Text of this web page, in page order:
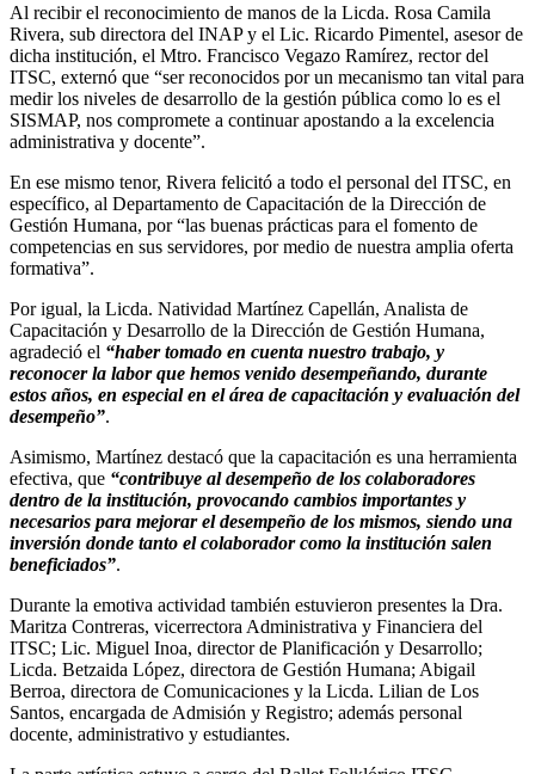
Al recibir el reconocimiento de manos de la Licda. Rosa Camila
Rivera, sub directora del INAP y el Lic. Ricardo Pimentel, asesor de
dicha institución, el Mtro. Francisco Vegazo Ramírez, rector del
ITSC, externó que “ser reconocidos por un mecanismo tan vital para
medir los niveles de desarrollo de la gestión pública como lo es el
SISMAP, nos compromete a continuar apostando a la excelencia
administrativa y docente”.
En ese mismo tenor, Rivera felicitó a todo el personal del ITSC, en
específico, al Departamento de Capacitación de la Dirección de
Gestión Humana, por “las buenas prácticas para el fomento de
competencias en sus servidores, por medio de nuestra amplia oferta
formativa”.
Por igual, la Licda. Natividad Martínez Capellán, Analista de
Capacitación y Desarrollo de la Dirección de Gestión Humana,
agradeció el “haber tomado en cuenta nuestro trabajo, y
reconocer la labor que hemos venido desempeñando, durante
estos años, en especial en el área de capacitación y evaluación del
desempeño”.
Asimismo, Martínez destacó que la capacitación es una herramienta
efectiva, que “contribuye al desempeño de los colaboradores
dentro de la institución, provocando cambios importantes y
necesarios para mejorar el desempeño de los mismos, siendo una
inversión donde tanto el colaborador como la institución salen
beneficiados”.
Durante la emotiva actividad también estuvieron presentes la Dra.
Maritza Contreras, vicerrectora Administrativa y Financiera del
ITSC; Lic. Miguel Inoa, director de Planificación y Desarrollo;
Licda. Betzaida López, directora de Gestión Humana; Abigail
Berroa, directora de Comunicaciones y la Licda. Lilian de Los
Santos, encargada de Admisión y Registro; además personal
docente, administrativo y estudiantes.